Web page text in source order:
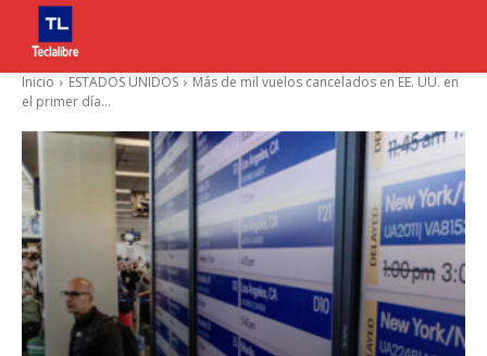
Inicio ESTADOS UNIDOS
Más de mil vuelos cancelados en EE. UU. en
el primer día...